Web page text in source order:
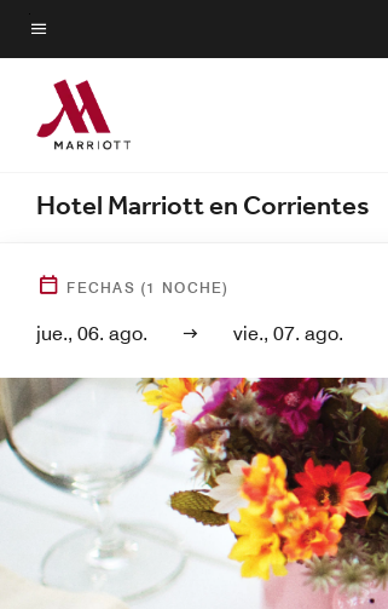
Skip
to
main
content
Texto del menú
Hotel Marriott en Corrientes
FECHAS (1 NOCHE)
jue., 06. ago. vie., 07. ago.